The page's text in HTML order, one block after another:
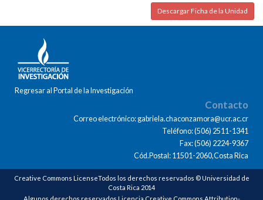
Descargar Ficha de la Unidad
Regresar al Portal de la Investigación
Contacto
Correo electrónico: gabriela.chaconzamora@ucr.ac.cr
Teléfono: (506) 2511-1341
Fax: (506) 2224-9367
Cód.Postal: 11501-2060,Costa Rica
Creative Commons LicenseTodos los derechos reservados © Universidad de
Costa Rica 2014